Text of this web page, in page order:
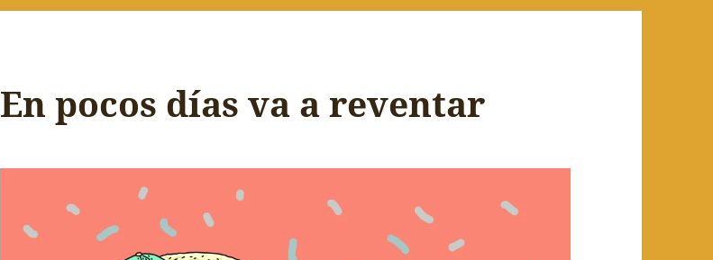
En pocos días va a reventar